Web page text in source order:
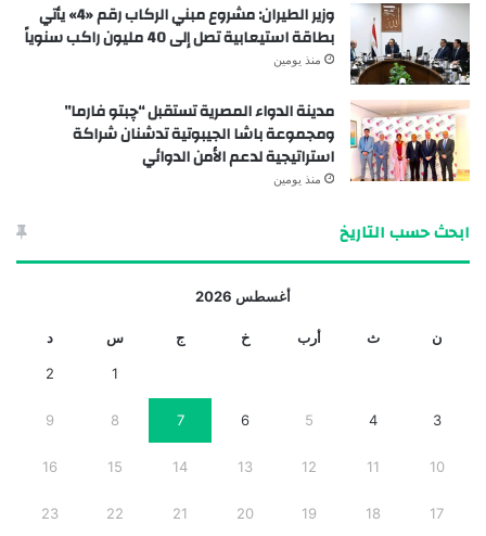
وزير الطيران: مشروع مبني الركاب رقم «4» يأتي
بطاقة استيعابية تصل إلى 40 مليون راكب سنوياً
منذ يومين
مدينة الدواء المصرية تستقبل “چبتو فارما”
ومجموعة باشا الجيبوتية تدشنان شراكة
استراتيجية لدعم الأمن الدوائي
منذ يومين
ابحث حسب التاريخ
أغسطس 2026
ن ث أرب خ ج س د
1
2
3
4
5
6
7
8
9
10
11
12
13
14
15
16
17
18
19
20
21
22
23